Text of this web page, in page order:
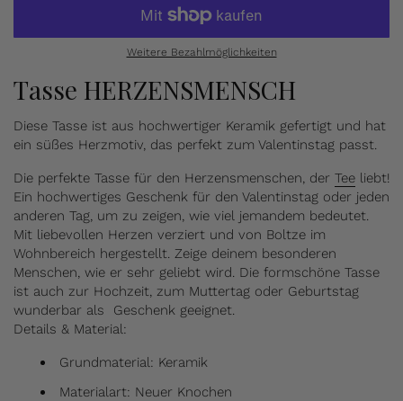
Weitere Bezahlmöglichkeiten
Tasse HERZENSMENSCH
Diese Tasse ist aus hochwertiger Keramik gefertigt und hat
ein süßes Herzmotiv, das perfekt zum Valentinstag passt.
Die perfekte Tasse für den Herzensmenschen, der Tee liebt!
Ein hochwertiges Geschenk für den Valentinstag oder jeden
anderen Tag, um zu zeigen, wie viel jemandem bedeutet.
Mit liebevollen Herzen verziert und von Boltze im
Wohnbereich hergestellt. Zeige deinem besonderen
Menschen, wie er sehr geliebt wird. Die formschöne Tasse
ist auch zur Hochzeit, zum Muttertag oder Geburtstag
wunderbar als Geschenk geeignet.
Details & Material:
Grundmaterial: Keramik
Materialart: Neuer Knochen